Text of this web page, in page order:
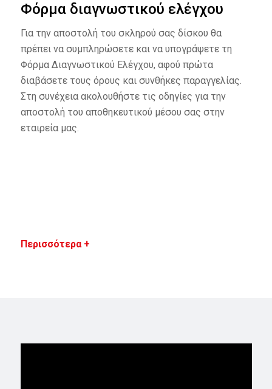
Φόρμα διαγνωστικού ελέγχου
Για την αποστολή του σκληρού σας δίσκου θα
πρέπει να συμπληρώσετε και να υπογράψετε τη
Φόρμα ∆ιαγνωστικού Ελέγχου, αφού πρώτα
διαβάσετε τους όρους και συνθήκες παραγγελίας.
Στη συνέχεια ακολουθήστε τις οδηγίες για την
αποστολή του αποθηκευτικού μέσου σας στην
εταιρεία μας.
Περισσότερα +